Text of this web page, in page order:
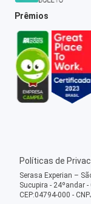
Prêmios
Políticas de
Serasa Experian –
Sucupira - 24ºandar
CEP:04794-000 -